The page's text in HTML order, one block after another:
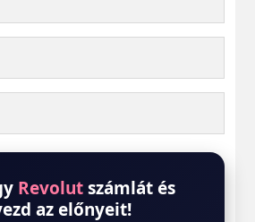
Revolutszámlát és
az előnyeit!